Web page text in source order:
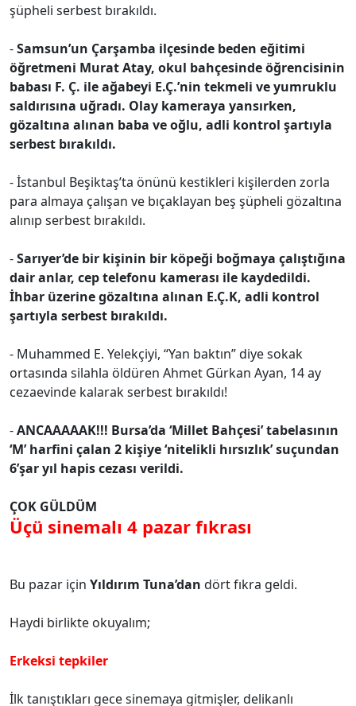
şüpheli serbest bırakıldı.
-Samsun’un Çarşamba ilçesinde beden eğitimi
öğretmeni Murat Atay, okul bahçesinde öğrencisinin
babası F. Ç. ile ağabeyi E.Ç.’nin tekmeli ve yumruklu
saldırısına uğradı. Olay kameraya yansırken,
gözaltına alınan baba ve oğlu, adli kontrol şartıyla
serbest bırakıldı.
- İstanbul Beşiktaş’ta önünü kestikleri kişilerden zorla
para almaya çalışan ve bıçaklayan beş şüpheli gözaltına
alınıp serbest bırakıldı.
-Sarıyer’de bir kişinin bir köpeği boğmaya çalıştığına
dair anlar, cep telefonu kamerası ile kaydedildi.
İhbar üzerine gözaltına alınan E.Ç.K, adli kontrol
şartıyla serbest bırakıldı.
- Muhammed E. Yelekçiyi, “Yan baktın” diye sokak
ortasında silahla öldüren Ahmet Gürkan Ayan, 14 ay
cezaevinde kalarak serbest bırakıldı!
-ANCAAAAAK!!! Bursa’da ‘Millet Bahçesi’ tabelasının
‘M’ harfini çalan 2 kişiye ‘nitelikli hırsızlık’ suçundan
6’şar yıl hapis cezası verildi.
ÇOK GÜLDÜM
Üçü sinemalı 4 pazar fıkrası
Bu pazar için Yıldırım Tuna’dan dört fıkra geldi.
Haydi birlikte okuyalım;
Erkeksi tepkiler
İlk tanıştıkları gece sinemaya gitmişler, delikanlı